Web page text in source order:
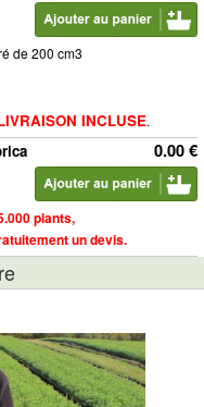
de 200 cm3
INCLUSE.
0.00 €
plants,
un devis.